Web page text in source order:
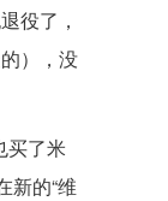
役了，
），没
买了米
新的“维